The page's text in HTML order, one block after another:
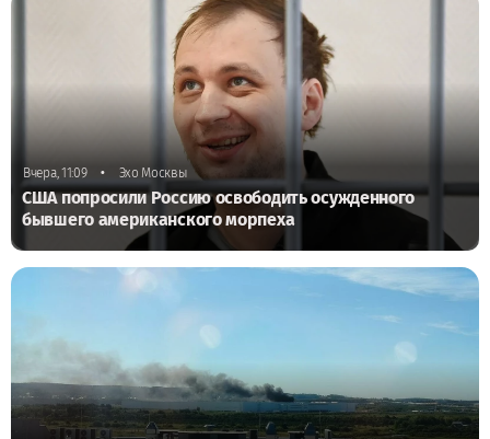
Вчера, 11:09 • Эхо Москвы
США попросили Россию освободить осужденного
бывшего американского морпеха